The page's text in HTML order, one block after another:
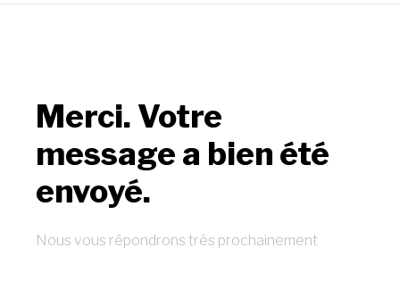
Merci. Votre
message a bien été
envoyé.
Nous vous répondrons très prochainement